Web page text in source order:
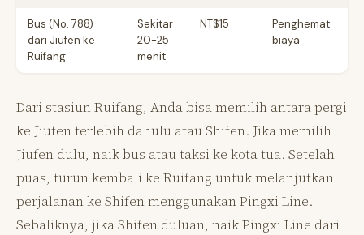
Bus (No. 788)
dari Jiufen ke
Ruifang
Sekitar
20-25
menit
NT$15
Penghemat
biaya
Dari stasiun Ruifang, Anda bisa memilih antara pergi
ke Jiufen terlebih dahulu atau Shifen. Jika memilih
Jiufen dulu, naik bus atau taksi ke kota tua. Setelah
puas, turun kembali ke Ruifang untuk melanjutkan
perjalanan ke Shifen menggunakan Pingxi Line.
Sebaliknya, jika Shifen duluan, naik Pingxi Line dari